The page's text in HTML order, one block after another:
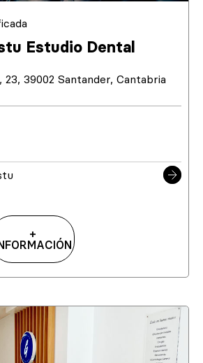
Estudio Dental
23, 39002 Santander, Cantabria
+